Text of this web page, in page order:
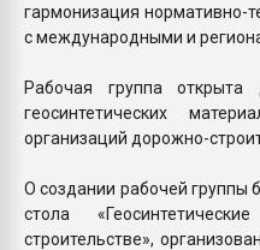
гармонизация нормативно-
с международными и
Рабочая группа открыта
геосинтетических
организаций дорожно-
О создании рабочей группы
стола
строительстве»,